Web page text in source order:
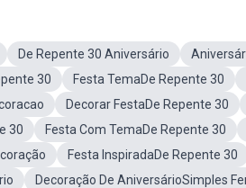
De Repente 30 Aniversário
30
Festa TemaDe Repente 30
Decorar FestaDe Repente 30
30
Festa Com TemaDe Repente 30
Festa InspiradaDe Repente 30
Decoração De AniversárioSimples